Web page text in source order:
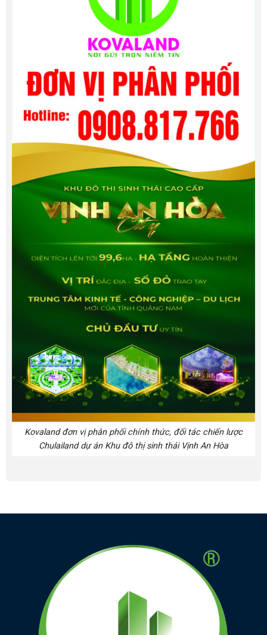
Kovaland đơn vị phân phối chính thức, đối tác chiến lược
Chulailand dự án Khu đô thị sinh thái Vịnh An Hòa